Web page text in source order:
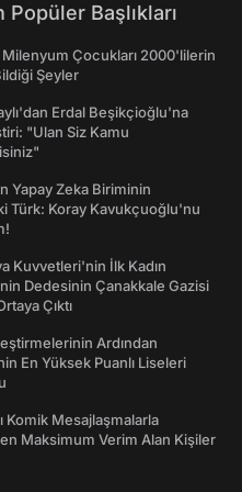
Popüler Başlıkları
Milenyum Çocukları 2000'lilerin
Şeyler
Erdal Beşikçioğlu'na
"Ulan Siz Kamu
Yapay Zeka Biriminin
Türk: Koray Kavukçuoğlu'nu
Kuvvetleri'nin İlk Kadın
Dedesinin Çanakkale Gazisi
Çıktı
Ardından
En Yüksek Puanlı Liseleri
Komik Mesajlaşmalarla
Maksimum Verim Alan Kişiler